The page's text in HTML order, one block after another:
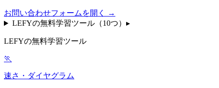
お問い合わせフォームを開く →
LEFYの無料学習ツール（10つ） ▸
LEFYの無料学習ツール
🏃
速さ・ダイヤグラム